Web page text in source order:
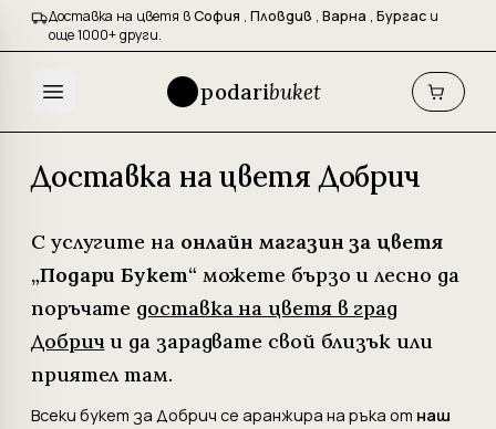
Доставка на цветя вСофия , Пловдив , Варна , Бургас и
още 1000+ други.
podaribuket
Доставка на цветя Добрич
С услугите на онлайн магазин за цветя
„Подари Букет“ можете бързо и лесно да
поръчате доставка на цветя в град
Добричи да зарадвате свой близък или
приятел там.
Всеки букет за Добрич се аранжира на ръка от наш